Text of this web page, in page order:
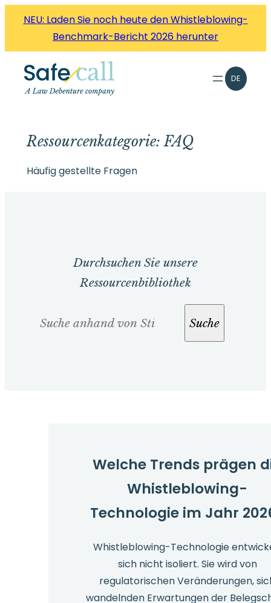
NEU: Laden Sie noch heute den Whistleblowing-
Benchmark-Bericht 2026 herunter
DE
Ressourcenkategorie:FAQ
Häufig gestellte Fragen
Durchsuchen Sie unsere
Ressourcenbibliothek
Suche
Welche Trends prägen
Whistleblowing-
Technologie im Jahr
Whistleblowing-Technologie
sich nicht isoliert. Sie wird von
regulatorischen Veränderungen,
wandelnden Erwartungen der